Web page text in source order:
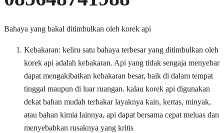
Bahaya yang bakal ditimbulkan oleh korek api
Kebakaran: keliru satu bahaya terbesar yang ditimbulkan oleh
korek api adalah kebakaran. Api yang tidak sengaja menyebar
dapat mengakibatkan kebakaran besar, baik di dalam tempat
tinggal maupun di luar ruangan. kalau korek api digunakan
dekat bahan mudah terbakar layaknya kain, kertas, minyak,
atau bahan kimia lainnya, api dapat bersama cepat meluas dan
menyebabkan rusaknya yang kritis